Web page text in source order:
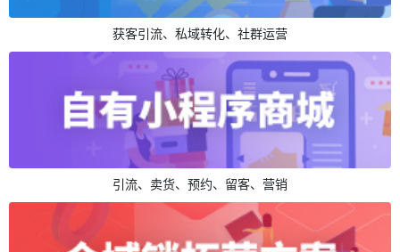
获客引流、私域转化、社群运营
引流、卖货、预约、留客、营销